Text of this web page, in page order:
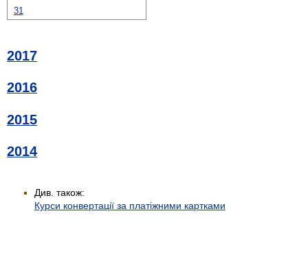
31
2017
2016
2015
2014
Див. також:
Курси конвертації за платіжними картками